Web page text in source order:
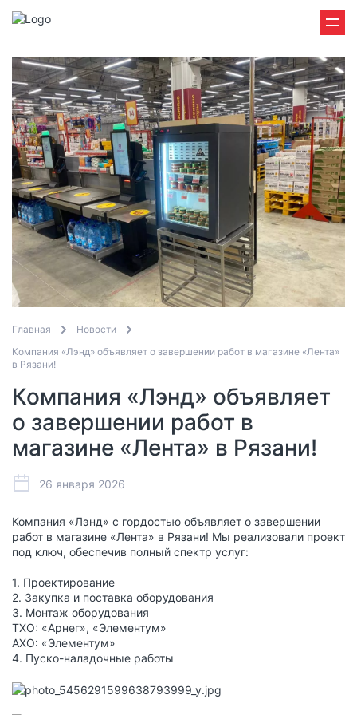
Главная
Новости
Компания «Лэнд» объявляет о завершении работ в магазине «Лента»
в Рязани!
Компания «Лэнд» объявляет
о завершении работ в
магазине «Лента» в Рязани!
26 января 2026
Компания «Лэнд» с гордостью объявляет о завершении
работ в магазине «Лента» в Рязани! Мы реализовали проект
под ключ, обеспечив полный спектр услуг:
1. Проектирование
2. Закупка и поставка оборудования
3. Монтаж оборудования
ТХО: «Арнег», «Элементум»
АХО: «Элементум»
4. Пуско-наладочные работы